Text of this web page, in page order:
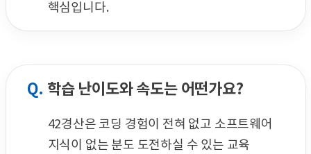
핵심입니다.
Q. 학습 난이도와 속도는 어떤가요?
42경산은 코딩 경험이 전혀 없고 소프트웨어
지식이 없는 분도 도전하실 수 있는 교육